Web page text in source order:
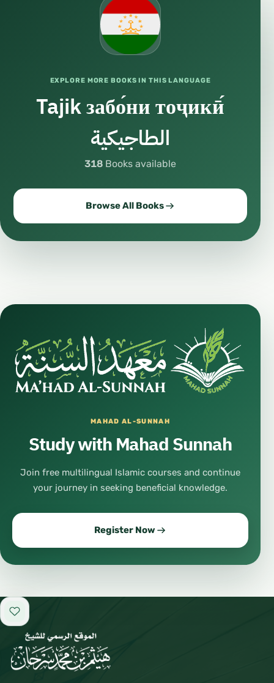
EXPLORE MORE BOOKS IN THIS LANGUAGE
Tajik забо́ни тоҷикӣ́
الطاجيكية
318 Books available
Browse All Books
MAHAD AL-SUNNAH
Study with Mahad Sunnah
Join free multilingual Islamic courses and continue
your journey in seeking beneficial knowledge.
Register Now
Add to favorites